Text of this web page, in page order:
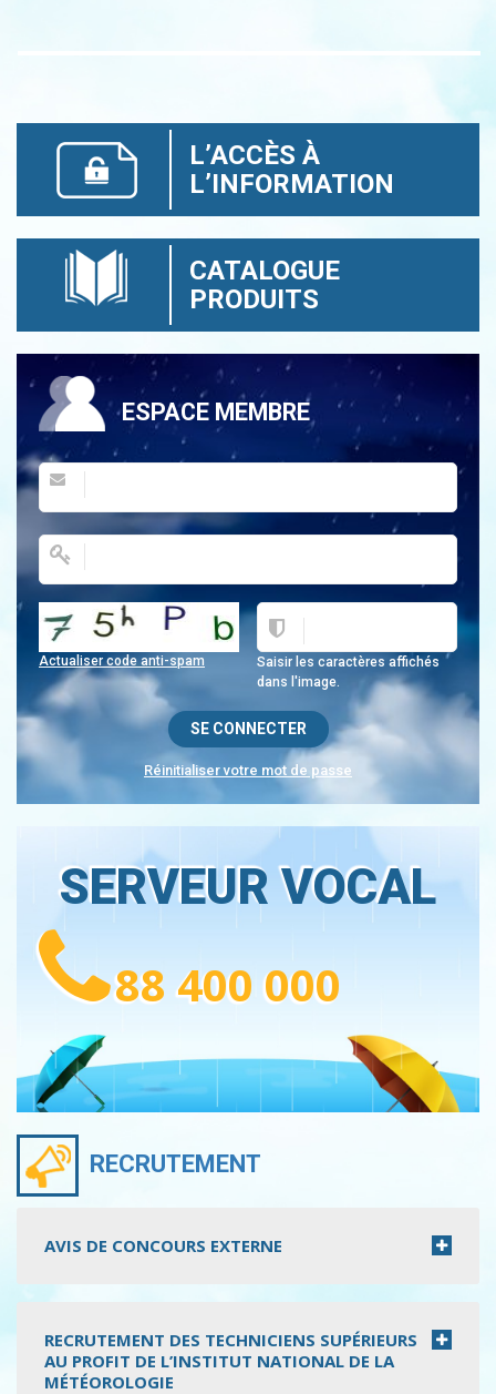
L’ACCÈS À
L’INFORMATION
CATALOGUE
PRODUITS
ESPACE MEMBRE
Saisir les caractères affichés
dans l'image.
Actualiser code anti-spam
Réinitialiser votre mot de passe
SERVEUR VOCAL
88 400 000
RECRUTEMENT
AVIS DE CONCOURS EXTERNE
RECRUTEMENT DES TECHNICIENS SUPÉRIEURS
AU PROFIT DE L’INSTITUT NATIONAL DE LA
MÉTÉOROLOGIE